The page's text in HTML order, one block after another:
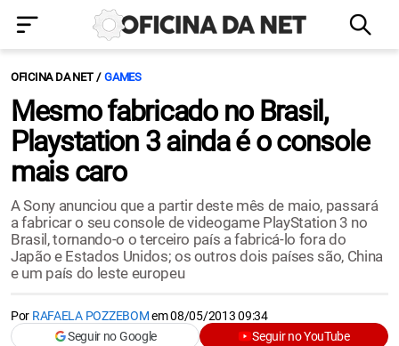
OFICINA DA NET GAMES
Mesmo fabricado no Brasil,
Playstation 3 ainda é o console
mais caro
A Sony anunciou que a partir deste mês de maio, passará
a fabricar o seu console de videogame PlayStation 3 no
Brasil, tornando-o o terceiro país a fabricá-lo fora do
Japão e Estados Unidos; os outros dois países são, China
e um país do leste europeu
Por RAFAELA POZZEBOMem08/05/2013 09:34
Seguir no Google
Seguir no YouTube